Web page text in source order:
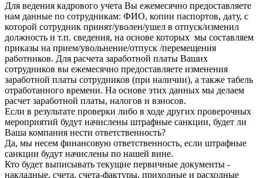
Для ведения кадрового учета Вы ежемесячно предоставляете
нам данные по сотрудникам: ФИО, копии паспортов, дату, с
которой сотрудник принят/уволен/ушел в отпуск/изменил
должность и т.п. сведения, на основе которых мы составляем
приказы на прием/увольнение/отпуск /перемещения
работников. Для расчета заработной платы Ваших
сотрудников вы ежемесячно предоставляете изменения
заработной платы сотрудников (при наличии), а также табель
отработанного времени. На основе этих данных мы делаем
расчет заработной платы, налогов и взносов.
Если в результате проверки либо в ходе других проверочных
мероприятий будут начислены штрафные санкции, будет ли
Ваша компания нести ответственность?
Да, мы несем финансовую ответственность, если штрафные
санкции будут начислены по нашей вине.
Кто будет выписывать текущие первичные документы -
накладные, счета, счета-фактуры, приходные и расходные